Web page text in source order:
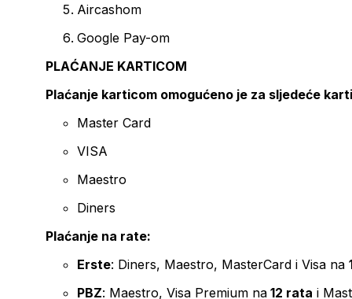
Aircashom
Google Pay-om
PLAĆANJE KARTICOM
Plaćanje karticom omogućeno je za sljedeće
Master Card
VISA
Maestro
Diners
Plaćanje na rate:
Erste: Diners, Maestro, MasterCard i Visa na
PBZ: Maestro, Visa Premium na 12 rata i